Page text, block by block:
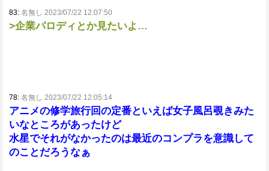
83: 名無し 2023/07/22 12:07:50
>企業パロディとか見たいよ…
78: 名無し 2023/07/22 12:05:14
アニメの修学旅行回の定番といえば女子風呂覗きみた
いなところがあったけど
水星でそれがなかったのは最近のコンプラを意識して
のことだろうなぁ